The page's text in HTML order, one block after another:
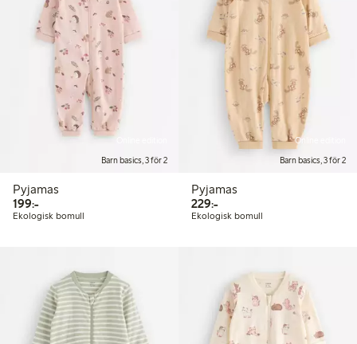
Barn basics, 3 för 2
Pyjamas
199:-199,00 kr
Ekologisk bomull
Online edition
Barn basics, 3 för 2
Pyjamas
229:-229,00 kr
Ekologisk bomull